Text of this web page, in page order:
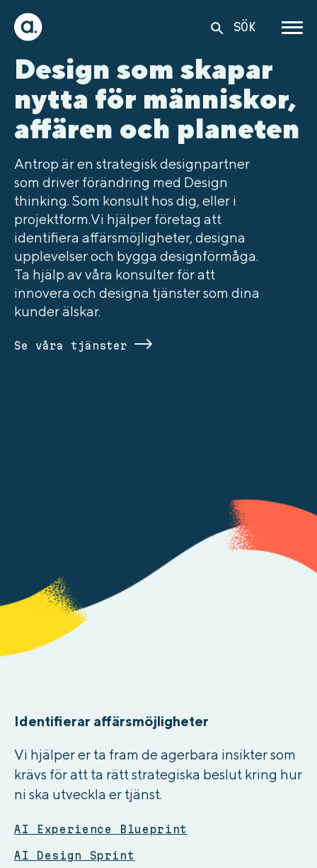
SÖK
Design som skapar
nytta för människor,
affären och planeten
Antrop är en strategisk designpartner
som driver förändring med Design
thinking. Som konsult hos dig, eller i
projektform.Vi hjälper företag att
identifiera affärsmöjligheter, designa
upplevelser och bygga designförmåga.
Ta hjälp av våra konsulter för att
innovera och designa tjänster som dina
kunder älskar.
Se våra tjänster
Identifierar affärsmöjligheter
Vi hjälper er ta fram de agerbara insikter som
krävs för att ta rätt strategiska beslut kring hur
ni ska utveckla er tjänst.
AI Experience Blueprint
AI Design Sprint